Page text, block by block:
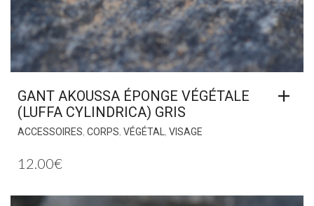
GANT AKOUSSA ÉPONGE VÉGÉTALE
(LUFFA CYLINDRICA) GRIS
ACCESSOIRES, CORPS, VÉGÉTAL , VISAGE
12.00€